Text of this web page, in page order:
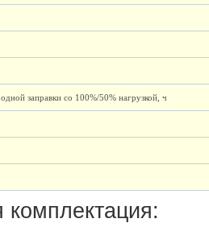
заправки со 100%/50% нагрузкой, ч
комплектация: